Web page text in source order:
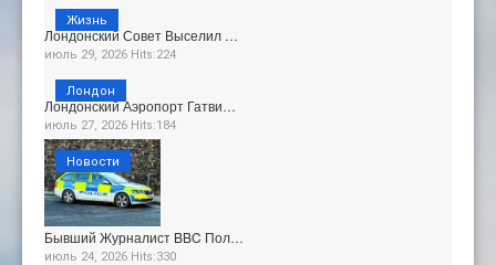
Лондонский Совет Выселил …
июль 29, 2026 Hits:224
Жизнь
Лондонский Аэропорт Гатви…
июль 27, 2026 Hits:184
Лондон
Бывший Журналист BBC Пол…
июль 24, 2026 Hits:330
Новости